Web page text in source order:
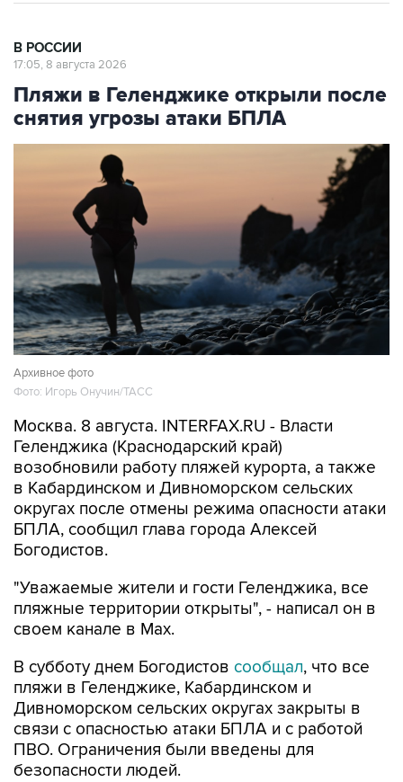
В РОССИИ
17:05, 8 августа 2026
Пляжи в Геленджике открыли после
снятия угрозы атаки БПЛА
Архивное фото
Фото: Игорь Онучин/ТАСС
Москва. 8 августа. INTERFAX.RU - Власти
Геленджика (Краснодарский край)
возобновили работу пляжей курорта, а также
в Кабардинском и Дивноморском сельских
округах после отмены режима опасности атаки
БПЛА, сообщил глава города Алексей
Богодистов.
"Уважаемые жители и гости Геленджика, все
пляжные территории открыты", - написал он в
своем канале в Max.
В субботу днем Богодистов сообщал, что все
пляжи в Геленджике, Кабардинском и
Дивноморском сельских округах закрыты в
связи с опасностью атаки БПЛА и с работой
ПВО. Ограничения были введены для
безопасности людей.